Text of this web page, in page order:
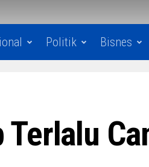
Politik Bisnes